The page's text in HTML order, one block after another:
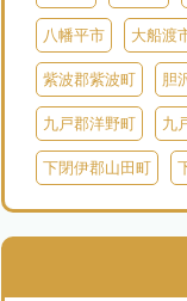
八幡平市 大船渡
紫波郡紫波町 胆
九戸郡洋野町 九
下閉伊郡山田町